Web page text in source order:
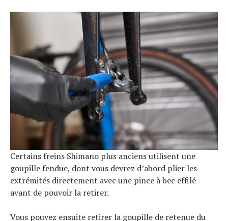
Certains freins Shimano plus anciens utilisent une
goupille fendue, dont vous devrez d’abord plier les
extrémités directement avec une pince à bec effilé
avant de pouvoir la retirer.
Vous pouvez ensuite retirer la goupille de retenue du